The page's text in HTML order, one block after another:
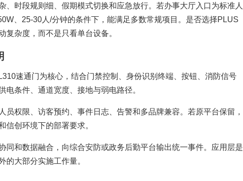
、时段规则细、假期模式切换和应急放行。若办事大厅入口为标准人
、25-30人/分钟的条件下，能满足多数常规项目。是否选择PLUS
复杂度，而不是只看单台设备。
速通门为核心，结合门禁控制、身份识别终端、按钮、消防信号
条件、通道宽度、接地与弱电路径。
员权限、访客预约、事件日志、告警和多品牌兼容。若原平台保留，
信创环境下的部署要求。
同和数据融合，向综合安防或政务后勤平台输出统一事件。应用层是
的大部分实施工作量。